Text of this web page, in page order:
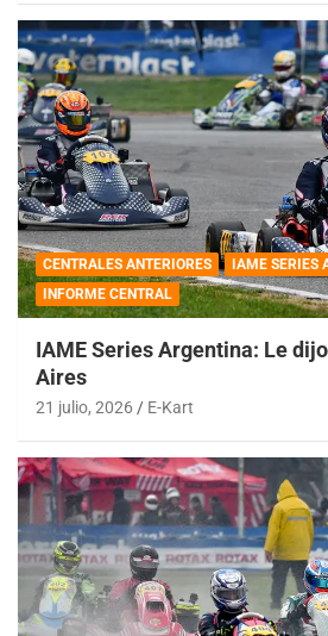
CENTRALES ANTERIORES
IAME SERIES
INFORME CENTRAL
IAME Series Argentina: Le
Aires
21 julio, 2026 E-Kart